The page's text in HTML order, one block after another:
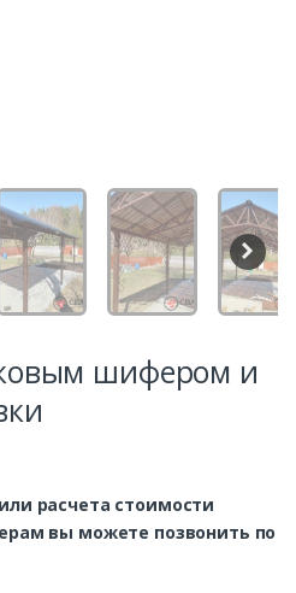
шифером и
расчета стоимости
вы можете позвонить по